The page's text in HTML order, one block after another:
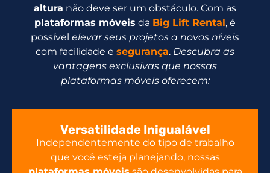
altura não deve ser um obstáculo. Com as
plataformas móveis da Big Lift Rental, é
possível elevar seus projetos a novos níveis
com facilidade e segurança. Descubra as
vantagens exclusivas que nossas
plataformas móveis oferecem:
Versatilidade Inigualável
Independentemente do tipo de trabalho
que você esteja planejando, nossas